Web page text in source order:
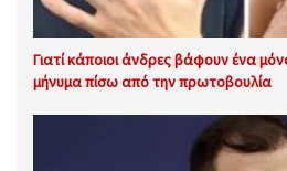
Γιατί κάποιοι άνδρες βάφουν ένα
μήνυμα πίσω από την πρωτοβουλία